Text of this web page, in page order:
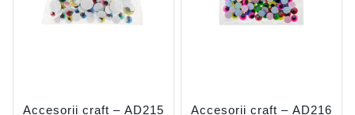
Accesorii craft – AD215
Accesorii craft – AD216